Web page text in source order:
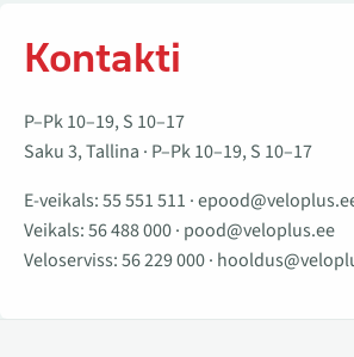
Kontakti
P–Pk 10–19, S 10–17
Saku 3, Tallina · P–Pk 10–19, S 10–17
E-veikals:55 551 511 ·
Veikals:56 488 000· pood@veloplus.ee
Veloserviss:56 229 000·